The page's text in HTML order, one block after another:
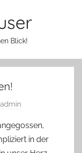
Blick!
admin
in der